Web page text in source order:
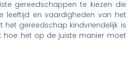
gereedschappen te kiezen die
leeftijd en vaardigheden van het
het gereedschap kindvriendelijk is
hoe het op de juiste manier moet